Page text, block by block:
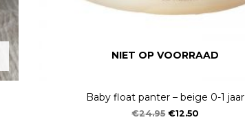
NIET OP VOORRAAD
Baby float panter – beige 0-1 jaar
€24.95 €12.50